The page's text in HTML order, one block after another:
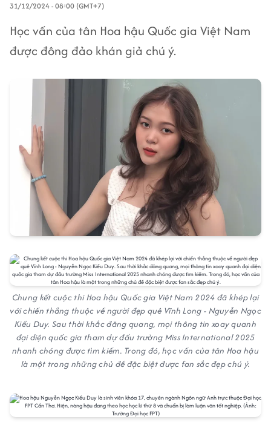
31/12/2024 - 08:00 (GMT+7)
Học vấn của tân Hoa hậu Quốc gia Việt Nam
được đông đảo khán giả chú ý.
Chung kết cuộc thi Hoa hậu Quốc gia Việt Nam 2024 đã khép lại
với chiến thắng thuộc về người đẹp quê Vĩnh Long - Nguyễn Ngọc
Kiều Duy. Sau thời khắc đăng quang, mọi thông tin xoay quanh
đại diện quốc gia tham dự đấu trường Miss International 2025
nhanh chóng được tìm kiếm. Trong đó, học vấn của tân Hoa hậu
là một trong những chủ đề đặc biệt được fan sắc đẹp chú ý.